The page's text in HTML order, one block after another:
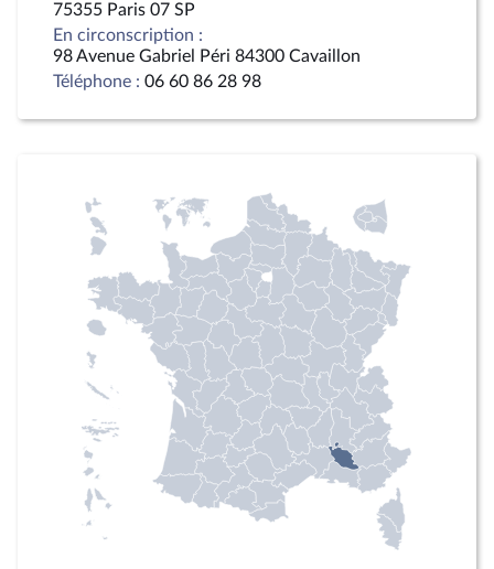
75355 Paris 07 SP
En circonscription :
98 Avenue Gabriel Péri 84300 Cavaillon
Téléphone : 06 60 86 28 98